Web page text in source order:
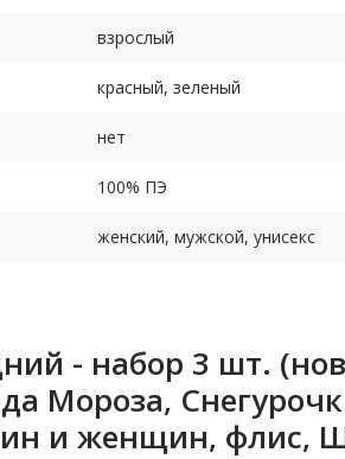
взрослый
красный, зеленый
нет
100% ПЭ
женский, мужской, унисекс
- набор 3 шт.
Мороза,
и женщин, флис,